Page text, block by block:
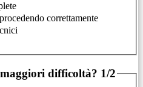
correttamente
difficoltà? 1/2